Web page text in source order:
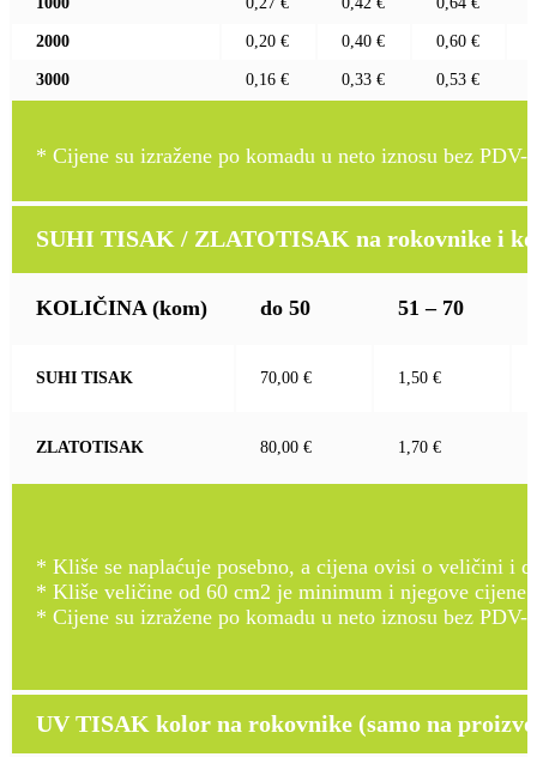
2000 0,20 € 0,40 € 0,60 €
3000 0,16 € 0,33 € 0,53 €
* Cijene su izražene po komadu u neto iznosu bez PDV-
SUHI TISAK / ZLATOTISAK na rokovnike i
KOLIČINA (kom) do 50 51 – 70
SUHI TISAK 70,00 € 1,50 €
ZLATOTISAK 80,00 € 1,70 €
* Kliše se naplaćuje posebno, a cijena ovisi o veličini i
* Kliše veličine od 60 cm2 je minimum i njegove cijene
* Cijene su izražene po komadu u neto iznosu bez PDV-
UV TISAK kolor na rokovnike (samo na